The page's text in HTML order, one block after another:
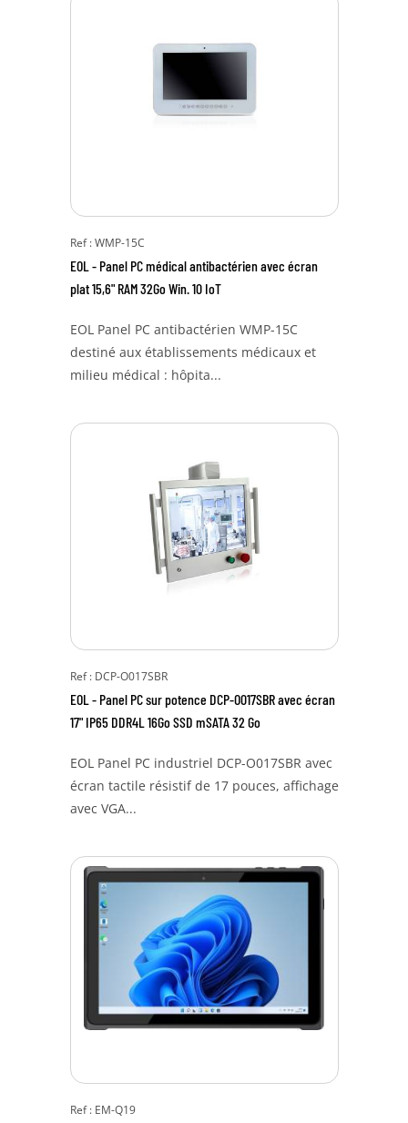
Ref : WMP-15C
EOL - Panel PC médical antibactérien avec écran
plat 15,6" RAM 32Go Win. 10 IoT
EOL Panel PC antibactérien WMP-15C
destiné aux établissements médicaux et
milieu médical : hôpita...
Ref : DCP-O017SBR
EOL - Panel PC sur potence DCP-O017SBR avec écran
17" IP65 DDR4L 16Go SSD mSATA 32 Go
EOL Panel PC industriel DCP-O017SBR avec
écran tactile résistif de 17 pouces, affichage
avec VGA...
Ref : EM-Q19